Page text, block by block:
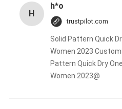
H
h*o
trustpilot.com
Solid Pattern Quick
Women 2023
Pattern Quick Dry
Women 2023@